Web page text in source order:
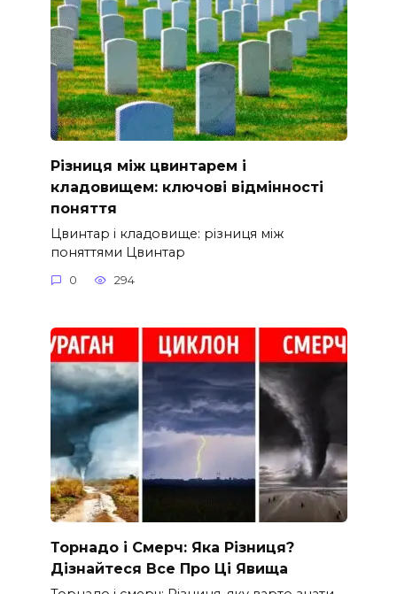
Різниця між цвинтарем і
кладовищем: ключові відмінності
поняття
Цвинтар і кладовище: різниця між
поняттями Цвинтар
0 294
Торнадо і Смерч: Яка Різниця?
Дізнайтеся Все Про Ці Явища